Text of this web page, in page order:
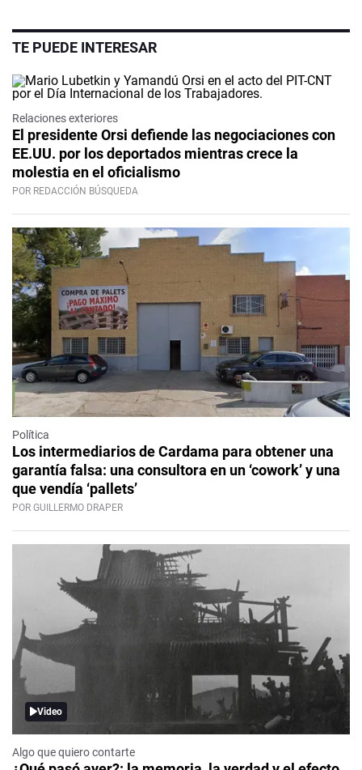
TE PUEDE INTERESAR
Relaciones exteriores
El presidente Orsi defiende las negociaciones con
EE.UU. por los deportados mientras crece la
molestia en el oficialismo
POR REDACCIÓN BÚSQUEDA
Política
Los intermediarios de Cardama para obtener una
garantía falsa: una consultora en un ‘cowork’ y una
que vendía ‘pallets’
POR GUILLERMO DRAPER
Video
Algo que quiero contarte